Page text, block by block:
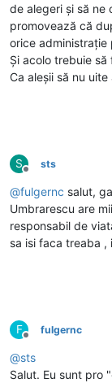
de alegeri și să ne
promovează că
orice administrație
Și acolo trebuie
Ca aleșii să nu uite
S
Deconectat
sts
@fulgernc salut,
Umbrarescu are
responsabil de
sa isi faca treaba ,
F
Deconectat
fulgernc
@sts
Salut. Eu sunt pro